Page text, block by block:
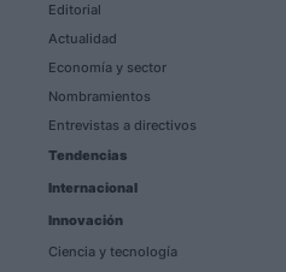
Editorial
Actualidad
Economía y sector
Nombramientos
Entrevistas a directivos
Tendencias
Internacional
Innovación
Ciencia y tecnología